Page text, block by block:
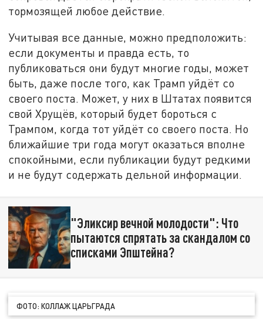
тормозящей любое действие.
Учитывая все данные, можно предположить:
если документы и правда есть, то
публиковаться они будут многие годы, может
быть, даже после того, как Трамп уйдёт со
своего поста. Может, у них в Штатах появится
свой Хрущёв, который будет бороться с
Трампом, когда тот уйдёт со своего поста. Но
ближайшие три года могут оказаться вполне
спокойными, если публикации будут редкими
и не будут содержать дельной информации.
"Эликсир вечной молодости": Что
пытаются спрятать за скандалом со
списками Эпштейна?
ФОТО: КОЛЛАЖ ЦАРЬГРАДА